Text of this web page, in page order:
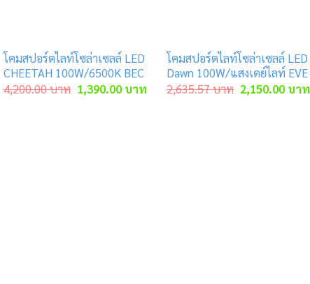
โคมสปอร์ตไลท์โซล่าเซลล์ LED
CHEETAH 100W/6500K BEC
4,200.00บาท Original
price
1,390.00บาทCurrent
price
โคมสปอร์ตไลท์โซล่าเซลล์ LED
Dawn 100W/แสงเดย์ไลท์ EVE
2,635.57บาท Original
price
2,150.00 บาท